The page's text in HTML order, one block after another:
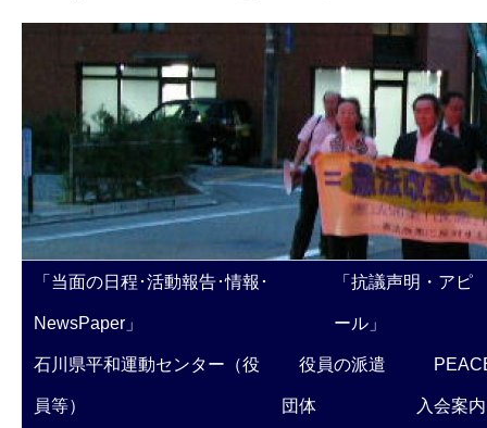
「当面の日程･活動報告･情報･
NewsPaper」
「抗議声明・アピ
ール」
石川県平和運動センター（役
員等）
役員の派遣
団体 入会案内